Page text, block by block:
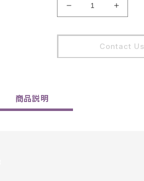
Selection
Massale
Marlborough
を
Massale
Orange
Contact Us
商品説明